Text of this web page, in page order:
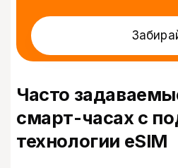
Часто
смарт-часах с
технологии eSIM